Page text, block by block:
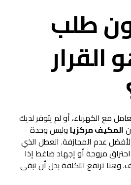
طلب
القرار
مع الكهرباء، أو لم يتوفر لديك
المكيف مركزيًا وليس وحدة
عدم المجازفة. العطل الذي
مروحة أو إجهاد ضاغط إذا
وهنا ترتفع التكلفة بدل أن تبقى